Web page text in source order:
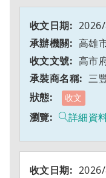
高雄
高市
三
收文
詳細資